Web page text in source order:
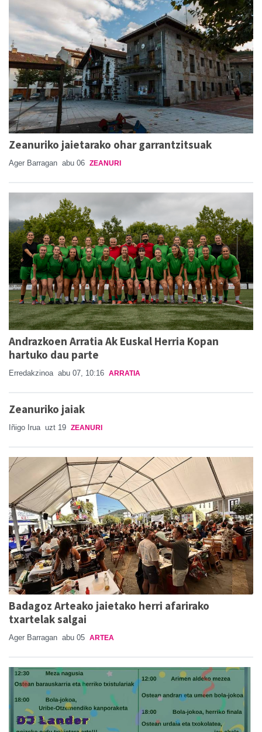
Zeanuriko jaietarako ohar garrantzitsuak
Ager Barragan abu 06 ZEANURI
Andrazkoen Arratia Ak Euskal Herria Kopan
hartuko dau parte
Erredakzinoa abu 07, 10:16 ARRATIA
Zeanuriko jaiak
Iñigo Irua uzt 19 ZEANURI
Badagoz Arteako jaietako herri afarirako
txartelak salgai
Ager Barragan abu 05 ARTEA